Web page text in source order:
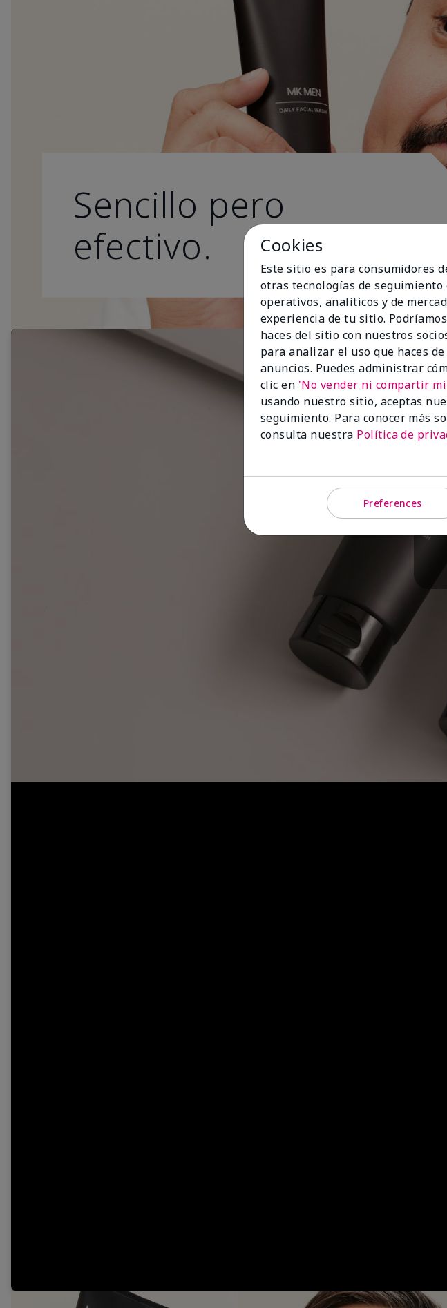
Sencillo pero
efectivo.
Cookies
Este sitio es para consumidores
otras tecnologías de
operativos, analíticos y de
experiencia de tu sitio.
haces del sitio con nuestros
para analizar el uso que haces
anuncios. Puedes administrar
clic en 'No vender ni compartir
usando nuestro sitio, aceptas
seguimiento. Para conocer más
consulta nuestra Política de
Preferences